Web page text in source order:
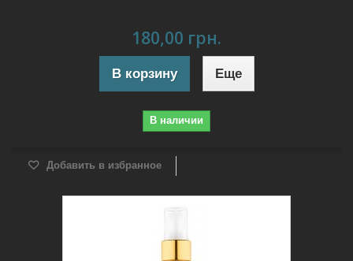
180,00 грн.
В корзину Еще
В наличии
Добавить в избранное